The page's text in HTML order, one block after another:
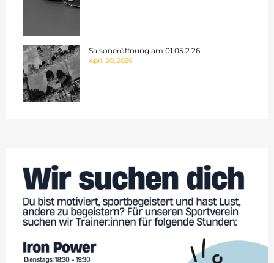
Saisoneröffnung am 01.05.2 26
April 20, 2026